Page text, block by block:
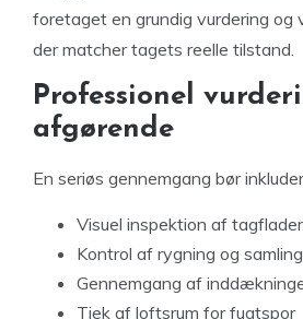
foretaget en grundig vurdering og
der matcher tagets reelle tilstand.
Professionel
afgørende
En seriøs gennemgang bør
Visuel inspektion af tagflader
Kontrol af rygning og
Gennemgang af
Tjek af loftsrum for fugtspor